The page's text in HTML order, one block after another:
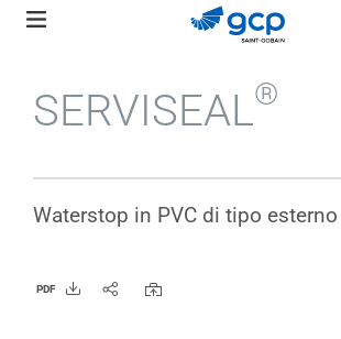
Skip
navigation
SERVISEAL®
Waterstop in PVC di tipo esterno
PDF